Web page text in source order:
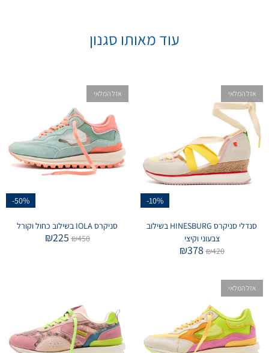
עוד מאותו סגנון
-10%
אזל המלאי
סנדלי סניקרס HINESBURG בשילוב
צבעוני וקיצי
₪420
₪378
-50%
אזל המלאי
סניקרס IOLA בשילוב כחול וקורל
₪450
₪225
אזל המלאי